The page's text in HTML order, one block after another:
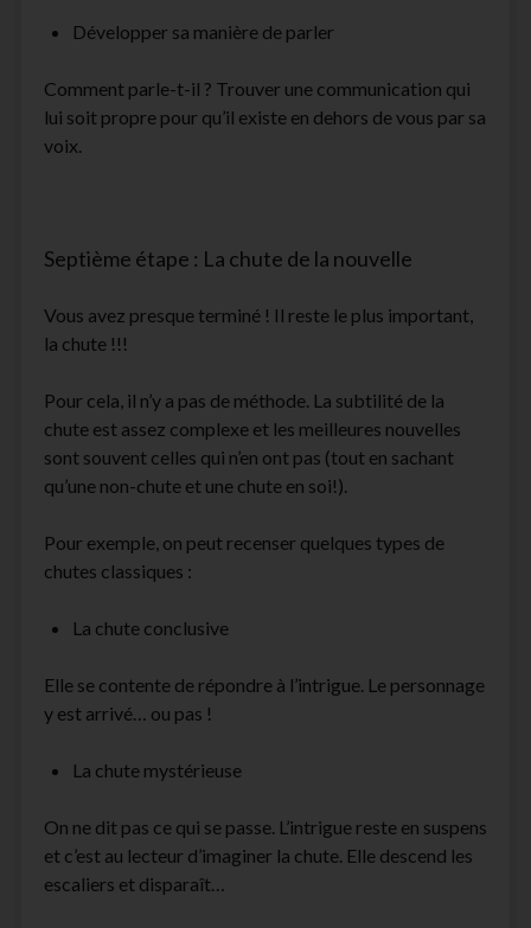
Développer sa manière de parler
Comment parle-t-il ? Trouver une communication qui
lui soit propre pour qu’il existe en dehors de vous par sa
voix.
Septième étape : La chute de la nouvelle
Vous avez presque terminé ! Il reste le plus important,
la chute !!!
Pour cela, il n’y a pas de méthode. La subtilité de la
chute est assez complexe et les meilleures nouvelles
sont souvent celles qui n’en ont pas (tout en sachant
qu’une non-chute et une chute en soi!).
Pour exemple, on peut recenser quelques types de
chutes classiques :
La chute conclusive
Elle se contente de répondre à l’intrigue. Le personnage
y est arrivé… ou pas !
La chute mystérieuse
On ne dit pas ce qui se passe. L’intrigue reste en suspens
et c’est au lecteur d’imaginer la chute. Elle descend les
escaliers et disparaît…